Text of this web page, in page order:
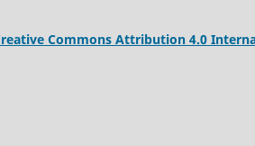
Commons Attribution 4.0